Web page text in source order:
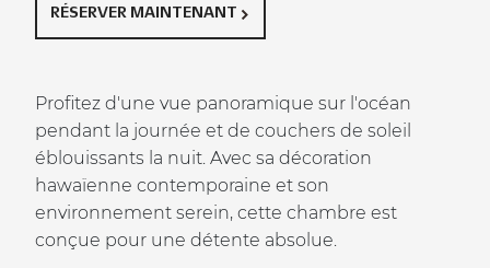
RÉSERVER MAINTENANT
Profitez d'une vue panoramique sur l'océan
pendant la journée et de couchers de soleil
éblouissants la nuit. Avec sa décoration
hawaïenne contemporaine et son
environnement serein, cette chambre est
conçue pour une détente absolue.